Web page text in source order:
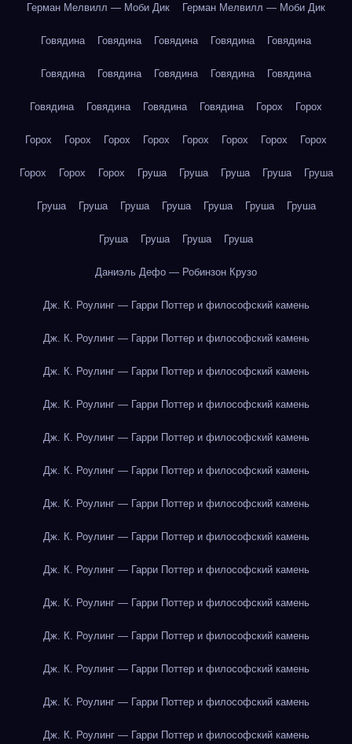
Герман Мелвилл — Моби Дик Герман Мелвилл — Моби Дик
Говядина Говядина Говядина Говядина Говядина
Говядина Говядина Говядина Говядина Говядина
Говядина Говядина Говядина Говядина Горох Горох
Горох Горох Горох Горох Горох Горох Горох Горох
Горох Горох Горох Груша Груша Груша Груша Груша
Груша Груша Груша Груша Груша Груша Груша
Груша Груша Груша Груша
Даниэль Дефо — Робинзон Крузо
Дж. К. Роулинг — Гарри Поттер и философский камень
Дж. К. Роулинг — Гарри Поттер и философский камень
Дж. К. Роулинг — Гарри Поттер и философский камень
Дж. К. Роулинг — Гарри Поттер и философский камень
Дж. К. Роулинг — Гарри Поттер и философский камень
Дж. К. Роулинг — Гарри Поттер и философский камень
Дж. К. Роулинг — Гарри Поттер и философский камень
Дж. К. Роулинг — Гарри Поттер и философский камень
Дж. К. Роулинг — Гарри Поттер и философский камень
Дж. К. Роулинг — Гарри Поттер и философский камень
Дж. К. Роулинг — Гарри Поттер и философский камень
Дж. К. Роулинг — Гарри Поттер и философский камень
Дж. К. Роулинг — Гарри Поттер и философский камень
Дж. К. Роулинг — Гарри Поттер и философский камень